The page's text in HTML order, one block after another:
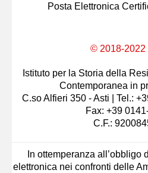
Posta Elettronica
© 2018-2022
Istituto per la Storia della
Contemporanea in
C.so Alfieri 350 - Asti | Tel.:
Fax: +39
C.F.:
In ottemperanza all’obbligo
elettronica nei confronti delle